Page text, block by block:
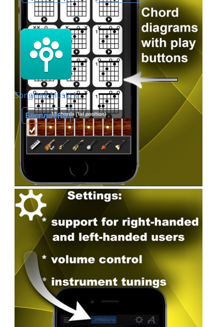
Songtree Music Maker
Бесплатно